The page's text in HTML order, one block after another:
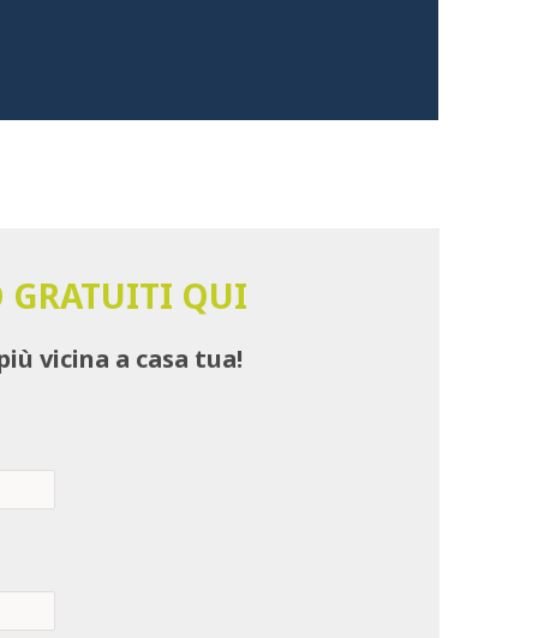
GRATUITI QUI
vicina a casa tua!